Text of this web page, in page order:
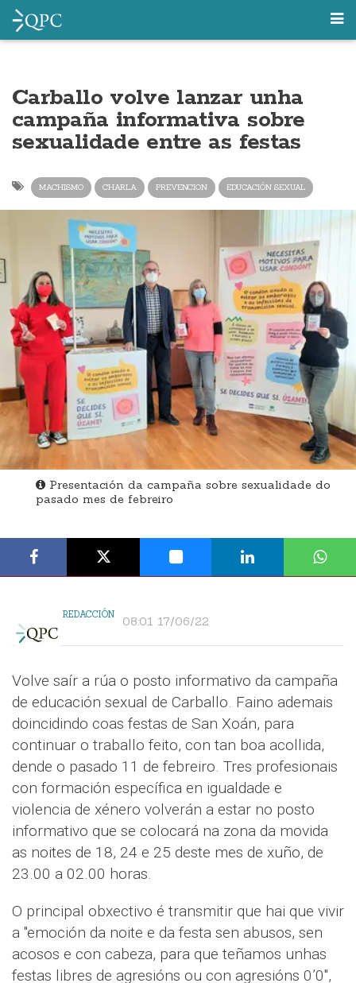
Carballo volve lanzar unha
campaña informativa sobre
sexualidade entre as festas
MACHISMO CHARLA PREVENCION EDUCACIÓN SEXUAL
Presentación da campaña sobre sexualidade do
pasado mes de febreiro
REDACCIÓN 08:01 17/06/22
Volve saír a rúa o posto informativo da campaña
de educación sexual de Carballo. Faino ademais
doincidindo coas festas de San Xoán, para
continuar o traballo feito, con tan boa acollida,
dende o pasado 11 de febreiro. Tres profesionais
con formación específica en igualdade e
violencia de xénero volverán a estar no posto
informativo que se colocará na zona da movida
as noites de 18, 24 e 25 deste mes de xuño, de
23.00 a 02.00 horas.
O principal obxectivo é transmitir que hai que vivir
a "emoción da noite e da festa sen abusos, sen
acosos e con cabeza, para que teñamos unhas
festas libres de agresións ou con agresións 0’0",